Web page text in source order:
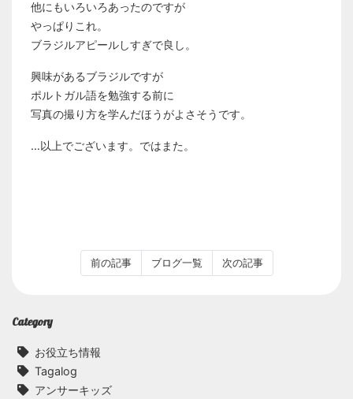
他にもいろいろあったのですが
やっぱりこれ。
ブラジルアピールしすぎで良し。
興味があるブラジルですが
ポルトガル語を勉強する前に
写真の撮り方を学んだほうがよさそうです。
…以上でございます。ではまた。
前の記事 ブログ一覧 次の記事
Category
お役立ち情報
Tagalog
アンサーキッズ